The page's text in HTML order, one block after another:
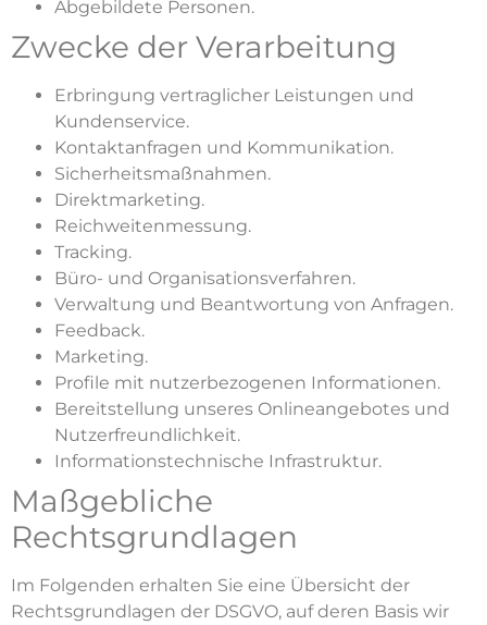
Abgebildete Personen.
Zwecke der Verarbeitung
Erbringung vertraglicher Leistungen und
Kundenservice.
Kontaktanfragen und Kommunikation.
Sicherheitsmaßnahmen.
Direktmarketing.
Reichweitenmessung.
Tracking.
Büro- und Organisationsverfahren.
Verwaltung und Beantwortung von Anfragen.
Feedback.
Marketing.
Profile mit nutzerbezogenen Informationen.
Bereitstellung unseres Onlineangebotes und
Nutzerfreundlichkeit.
Informationstechnische Infrastruktur.
Maßgebliche
Rechtsgrundlagen
Im Folgenden erhalten Sie eine Übersicht der
Rechtsgrundlagen der DSGVO, auf deren Basis wir